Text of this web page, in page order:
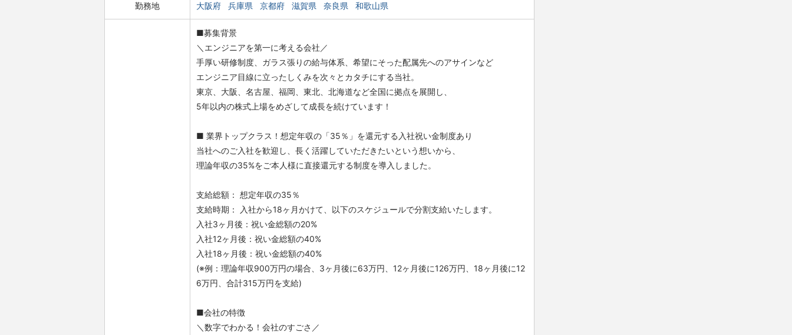
勤務地 大阪府 兵庫県 京都府 滋賀県 奈良県 和歌山県
■募集背景
＼エンジニアを第一に考える会社／
手厚い研修制度、ガラス張りの給与体系、希望にそった配属先へのアサインなど
エンジニア目線に立ったしくみを次々とカタチにする当社。
東京、大阪、名古屋、福岡、東北、北海道など全国に拠点を展開し、
5年以内の株式上場をめざして成長を続けています！
■ 業界トップクラス！想定年収の「35％」を還元する入社祝い金制度あり
当社へのご入社を歓迎し、長く活躍していただきたいという想いから、
理論年収の35%をご本人様に直接還元する制度を導入しました。
支給総額： 想定年収の35％
支給時期： 入社から18ヶ月かけて、以下のスケジュールで分割支給いたします。
入社3ヶ月後：祝い金総額の20%
入社12ヶ月後：祝い金総額の40%
入社18ヶ月後：祝い金総額の40%
(※例：理論年収900万円の場合、3ヶ月後に63万円、12ヶ月後に126万円、18ヶ月後に12
6万円、合計315万円を支給)
■会社の特徴
＼数字でわかる！会社のすごさ／